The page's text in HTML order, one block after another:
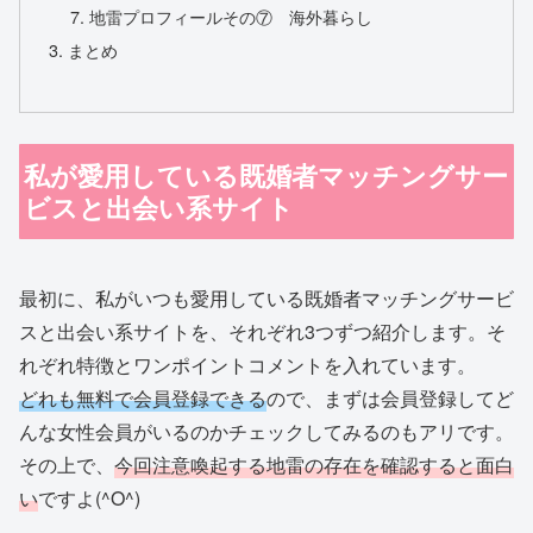
地雷プロフィールその⑦ 海外暮らし
まとめ
私が愛用している既婚者マッチングサー
ビスと出会い系サイト
最初に、私がいつも愛用している既婚者マッチングサービ
スと出会い系サイトを、それぞれ3つずつ紹介します。そ
れぞれ特徴とワンポイントコメントを入れています。
どれも無料で会員登録できるので、まずは会員登録してど
んな女性会員がいるのかチェックしてみるのもアリです。
その上で、 今回注意喚起する地雷の存在を確認すると面白
いですよ(^O^)